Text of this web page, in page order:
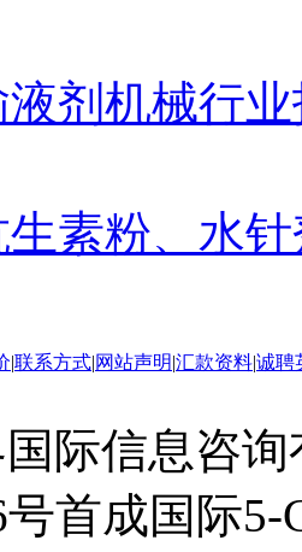
液剂机械行
生素粉、水
|联系方式|网站声明|汇款资料|诚聘
际信息咨
号首成国际